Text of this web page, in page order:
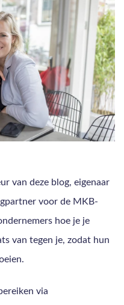
van deze blog, eigenaar
voor de MKB-
hoe je je
van tegen je, zodat hun
via